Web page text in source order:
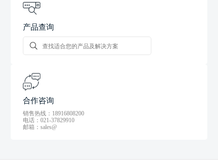
产品查询
合作咨询
销售热线：18916808200
电话：021-37829910
邮箱：sales@